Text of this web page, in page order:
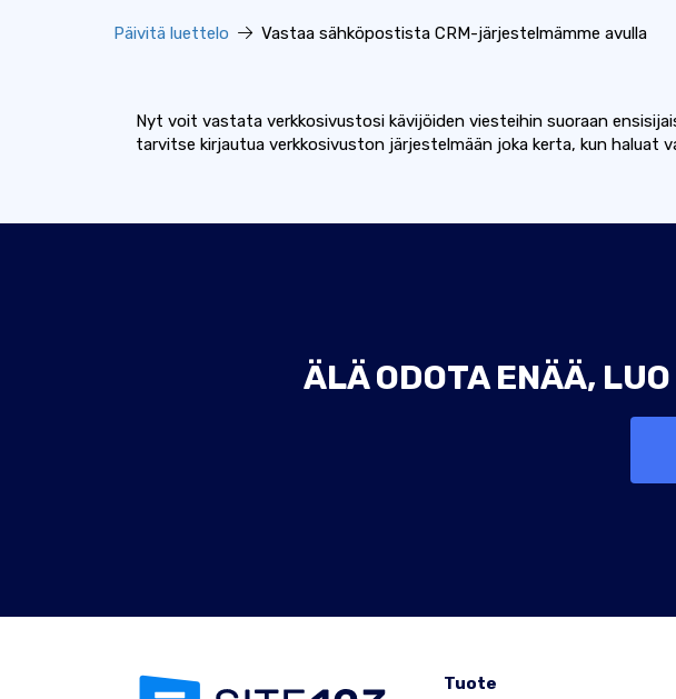
Päivitä luettelo Vastaa sähköpostista CRM-järjestelmämme avulla
Nyt voit vastata verkkosivustosi kävijöiden viesteihin suoraan
tarvitse kirjautua verkkosivuston järjestelmään joka kerta, kun haluat
ÄLÄ ODOTA ENÄÄ,
Tuote